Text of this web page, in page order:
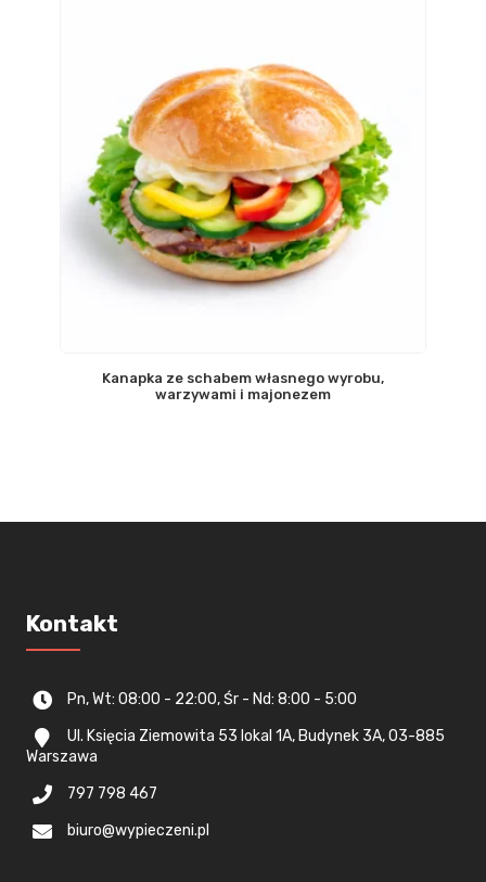
Kanapka ze schabem własnego wyrobu,
warzywami i majonezem
Kontakt
Pn, Wt: 08:00 - 22:00, Śr - Nd: 8:00 - 5:00
Ul. Księcia Ziemowita 53 lokal 1A, Budynek 3A, 03-885
Warszawa
797 798 467
biuro@wypieczeni.pl